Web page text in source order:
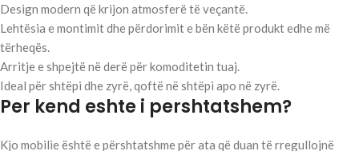
Design modern që krijon atmosferë të veçantë.
Lehtësia e montimit dhe përdorimit e bën këtë produkt edhe më
tërheqës.
Arritje e shpejtë në derë për komoditetin tuaj.
Ideal për shtëpi dhe zyrë, qoftë në shtëpi apo në zyrë.
Per kend eshte i pershtatshem?
Kjo mobilie është e përshtatshme për ata që duan të rregullojnë